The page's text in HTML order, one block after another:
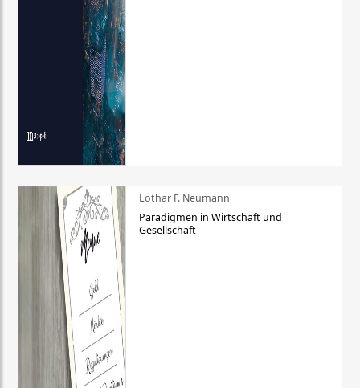
Lothar F. Neumann
Paradigmen in Wirtschaft und
Gesellschaft